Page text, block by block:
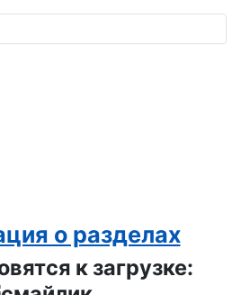
о разделах
к загрузке: